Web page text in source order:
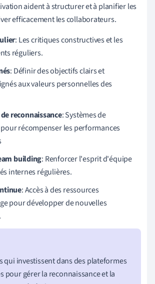
aident à structurer et à planifier les
efficacement les collaborateurs.
: Les critiques constructives et les
réguliers.
: Définir des objectifs clairs et
aux valeurs personnelles des
reconnaissance: Systèmes de
récompenser les performances
building: Renforcer l'esprit d'équipe
internes régulières.
: Accès à des ressources
pour développer de nouvelles
qui investissent dans des plateformes
pour gérer la reconnaissance et la